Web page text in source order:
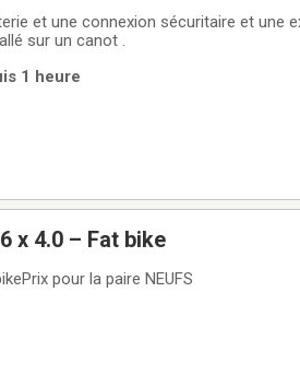
et une connexion sécuritaire et une
sur un canot .
1 heure
x 4.0 – Fat bike
pour la paire NEUFS